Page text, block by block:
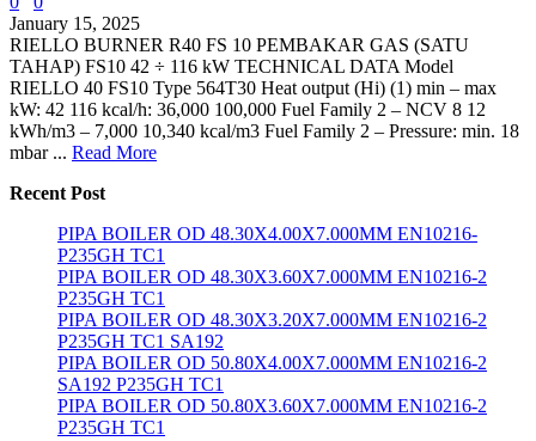
January 15, 2025
RIELLO BURNER R40 FS 10 PEMBAKAR GAS (SATU
TAHAP) FS10 42 ÷ 116 kW TECHNICAL DATA Model
RIELLO 40 FS10 Type 564T30 Heat output (Hi) (1) min – max
kW: 42 116 kcal/h: 36,000 100,000 Fuel Family 2 – NCV 8 12
kWh/m3 – 7,000 10,340 kcal/m3 Fuel Family 2 – Pressure: min. 18
mbar ... Read More
Recent Post
PIPA BOILER OD 48.30X4.00X7.000MM EN10216-
P235GH TC1
PIPA BOILER OD 48.30X3.60X7.000MM EN10216-2
P235GH TC1
PIPA BOILER OD 48.30X3.20X7.000MM EN10216-2
P235GH TC1 SA192
PIPA BOILER OD 50.80X4.00X7.000MM EN10216-2
SA192 P235GH TC1
PIPA BOILER OD 50.80X3.60X7.000MM EN10216-2
P235GH TC1